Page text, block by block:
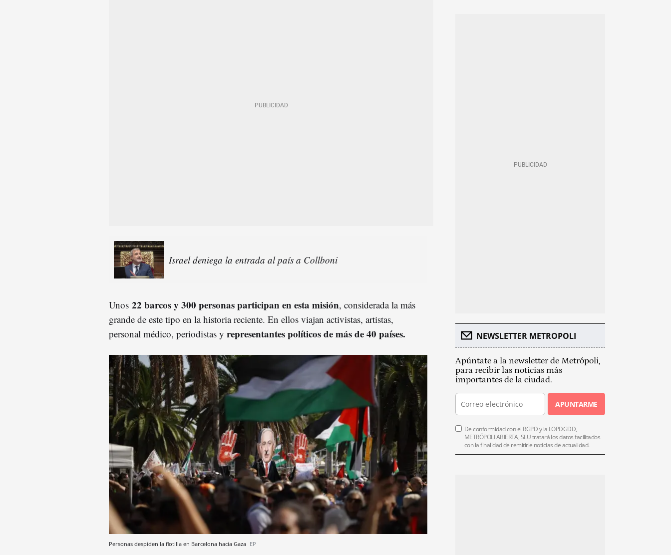
Israel deniega la entrada al país a Collboni
Unos 22 barcos y 300 personas participan en esta misión, considerada la más
grande de este tipo en la historia reciente. En ellos viajan activistas, artistas,
personal médico, periodistas y representantes políticos de más de 40 países.
Personas despiden la flotilla en Barcelona hacia Gaza EP
NEWSLETTER METROPOLI
Apúntate a la newsletter de Metrópoli,
para recibir las noticias más
importantes de la ciudad.
APUNTARME
De conformidad con el RGPD y la LOPDGDD,
METRÓPOLI ABIERTA, SLU tratará los datos facilitados
con la finalidad de remitirle noticias de actualidad.